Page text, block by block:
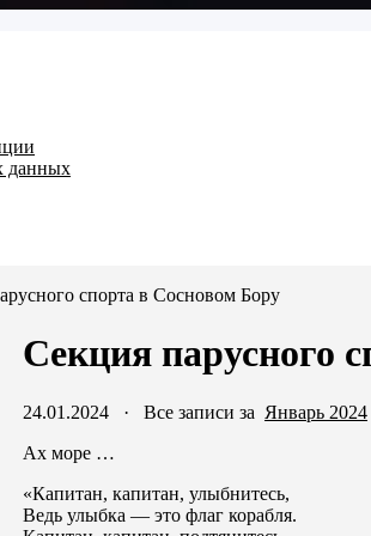
данных
спорта в Сосновом Бору
Секция парусного
24.01.2024 · Все записи за Январь 2024
Ах море …
«Капитан, капитан, улыбнитесь,
Ведь улыбка — это флаг корабля.